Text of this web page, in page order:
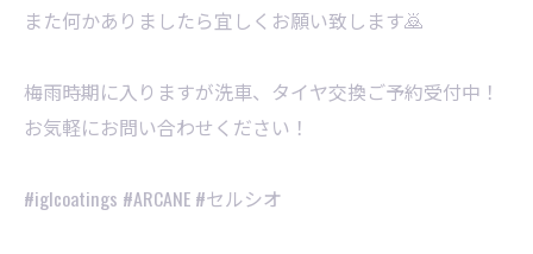
また何かありましたら宜しくお願い致します🙇
梅雨時期に入りますが洗車、タイヤ交換ご予約受付中！
お気軽にお問い合わせください！
#iglcoatings #ARCANE #セルシオ